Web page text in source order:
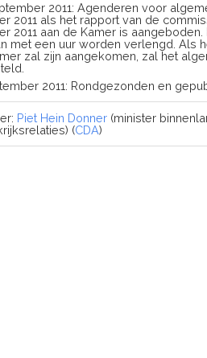
2011: Agenderen voor
2011 als het rapport van de
2011 aan de Kamer is
met een uur worden verlengd. Als
zal zijn aangekomen, zal het
2011: Rondgezonden en
Piet Hein Donner(minister
(CDA)